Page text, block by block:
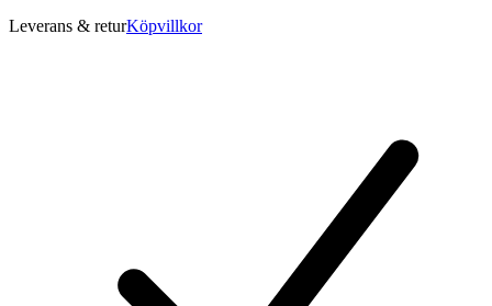
Leverans & returKöpvillkor